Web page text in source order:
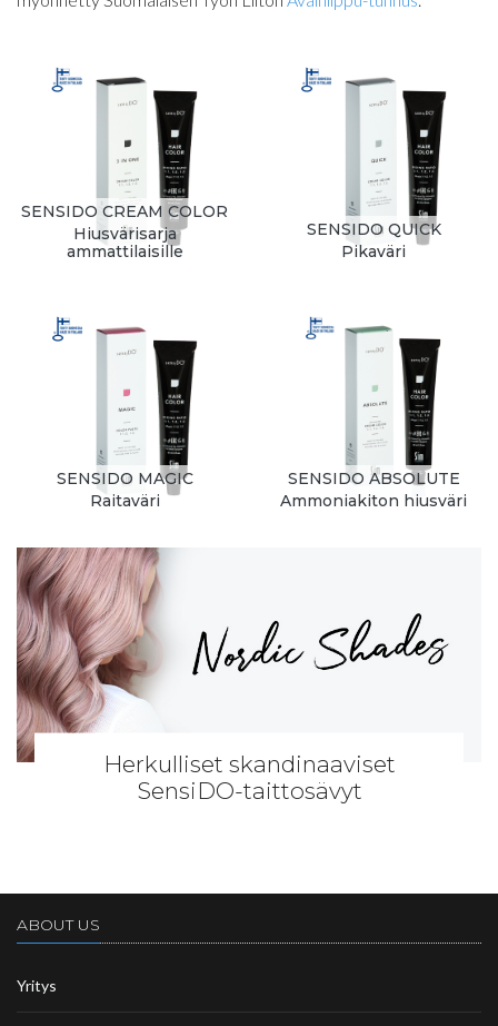
SENSIDO CREAM COLOR
Hiusvärisarja
ammattilaisille
SENSIDO QUICK
Pikaväri
SENSIDO MAGIC
Raitaväri
SENSIDO ABSOLUTE
Ammoniakiton hiusväri
Herkulliset skandinaaviset
SensiDO-taittosävyt
ABOUT US
Yritys